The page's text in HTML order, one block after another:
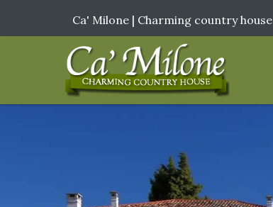
Ca' Milone | Charming country house